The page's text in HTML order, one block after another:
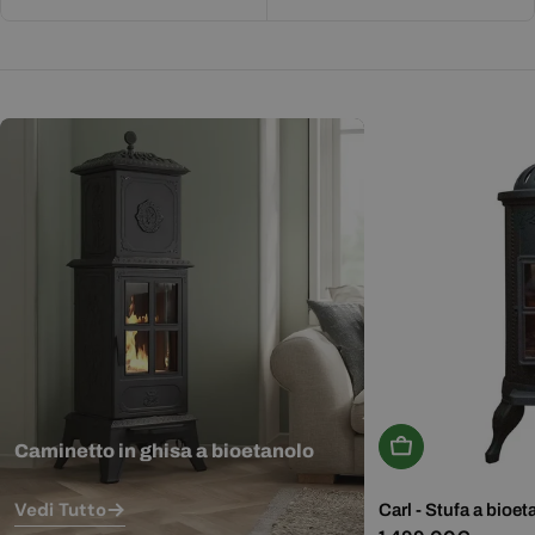
Caminetto in ghisa a bioetanolo
Vedi Tutto
Aggiungi Al
Carl - Stufa a